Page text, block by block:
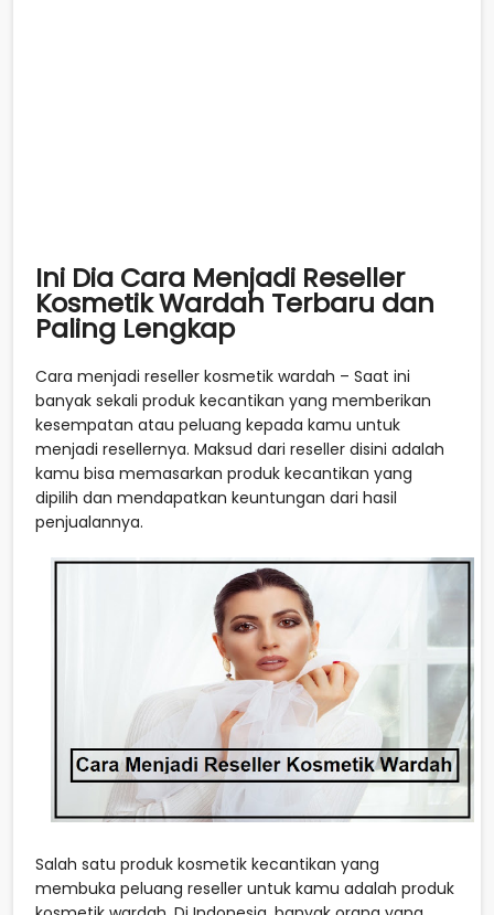
Ini Dia Cara Menjadi Reseller
Kosmetik Wardah Terbaru dan
Paling Lengkap
Cara menjadi reseller kosmetik wardah – Saat ini
banyak sekali produk kecantikan yang memberikan
kesempatan atau peluang kepada kamu untuk
menjadi resellernya. Maksud dari reseller disini adalah
kamu bisa memasarkan produk kecantikan yang
dipilih dan mendapatkan keuntungan dari hasil
penjualannya.
Salah satu produk kosmetik kecantikan yang
membuka peluang reseller untuk kamu adalah produk